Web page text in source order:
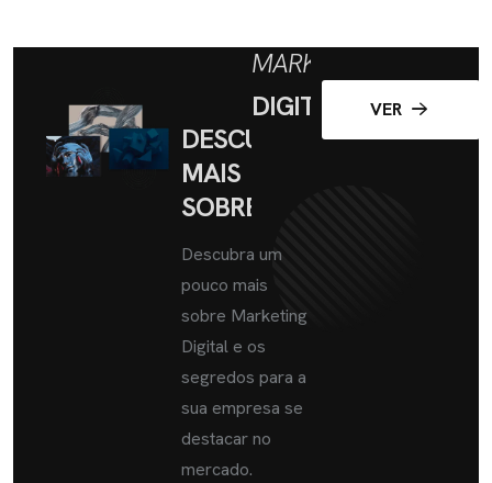
DESCUBRA
MAIS
SOBRE
MARKETING
DIGITAL
Descubra um
pouco mais
sobre Marketing
Digital e os
segredos para a
sua empresa se
destacar no
mercado.
VER